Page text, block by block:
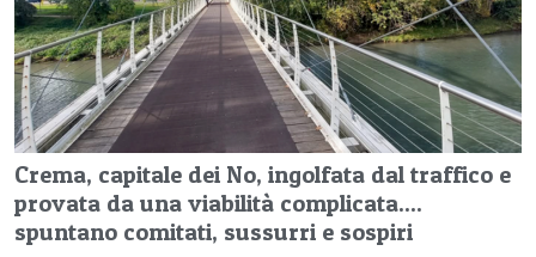
Crema, capitale dei No, ingolfata dal traffico e
provata da una viabilità complicata....
spuntano comitati, sussurri e sospiri